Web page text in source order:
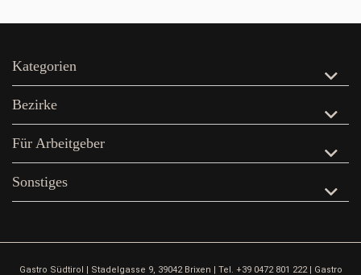
Kategorien
Bezirke
Für Arbeitgeber
Sonstiges
Gastro Südtirol | Stadelgasse 9, 39042 Brixen | Tel. +39 0472 801 222 | Gastro